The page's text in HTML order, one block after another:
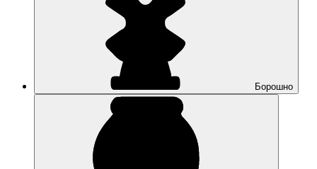
Борошно